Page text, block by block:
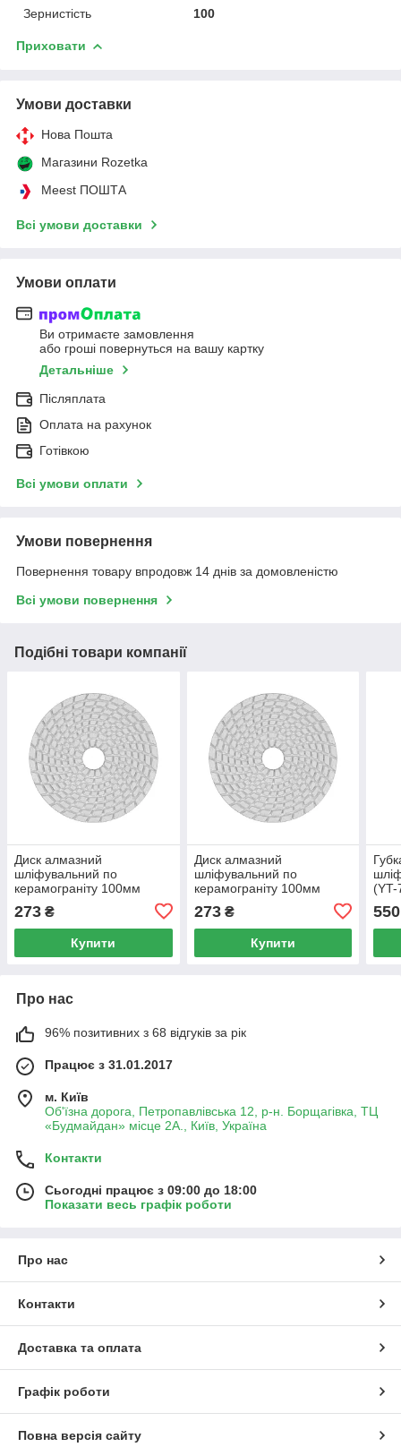
Зернистість
100
Приховати
Умови доставки
Нова Пошта
Магазини Rozetka
Meest ПОШТА
Всі умови доставки
Умови оплати
Ви отримаєте замовлення
або гроші повернуться на вашу картку
Детальніше
Післяплата
Оплата на рахунок
Готівкою
Всі умови оплати
Умови повернення
Повернення товару впродовж 14 днів за домовленістю
Всі умови повернення
Подібні товари компанії
Диск алмазний
шліфувальний по
керамограніту 100мм
273 ₴
Купити
Диск алмазний
шліфувальний по
керамограніту 100мм
273₴
Купити
550
Про нас
96% позитивних з 68 відгуків за рік
Працює з 31.01.2017
м. Київ
Об'їзна дорога, Петропавлівська 12, р-н. Борщагівка, ТЦ
«Будмайдан» місце 2А., Київ, Україна
Контакти
Сьогодні працює з 09:00 до 18:00
Показати весь графік роботи
Про нас
Контакти
Доставка та оплата
Графік роботи
Повна версія сайту